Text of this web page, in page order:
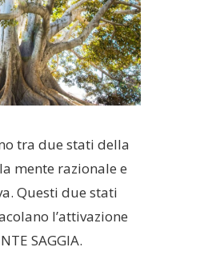
tra due stati della
mente razionale e
Questi due stati
l’attivazione
SAGGIA.